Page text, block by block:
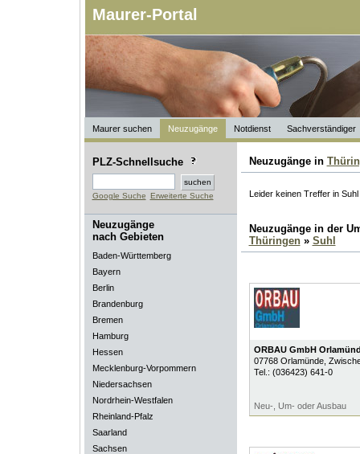
Maurer-Portal
Maurer suchen Neuzugänge Notdienst Sachverständiger
PLZ-Schnellsuche
Google Suche Erweiterte Suche
Neuzugänge
nach Gebieten
Baden-Württemberg
Bayern
Berlin
Brandenburg
Bremen
Hamburg
Hessen
Mecklenburg-Vorpommern
Niedersachsen
Nordrhein-Westfalen
Rheinland-Pfalz
Saarland
Sachsen
Neuzugänge in
Leider keinen Treffer in Suhl
Neuzugänge in der
Thüringen» Suhl
ORBAU GmbH
07768 Orlamünde,
Tel.: (036423) 641-0
Neu-, Um- oder Ausbau